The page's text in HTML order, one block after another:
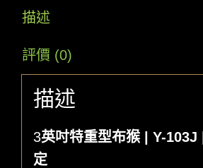
描述
評價 (0)
描述
3英吋特重型布猴| Y-103J
定